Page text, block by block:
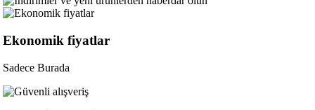
Ekonomik fiyatlar
Sadece Burada